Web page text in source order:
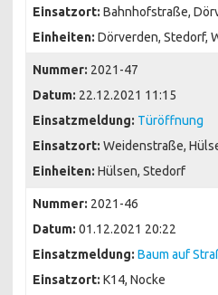
Einsatzort: Bahnhofstraße,
Einheiten: Dörverden, Stedorf,
Nummer: 2021-47
Datum: 22.12.2021 11:15
Einsatzmeldung: Türöffnung
Einsatzort: Weidenstraße,
Einheiten: Hülsen, Stedorf
Nummer: 2021-46
Datum: 01.12.2021 20:22
Einsatzmeldung: Baum auf
Einsatzort: K14, Nocke